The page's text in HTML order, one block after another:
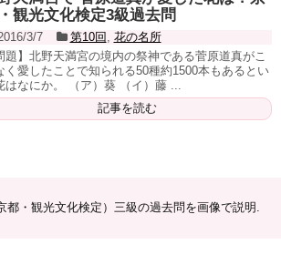
観光文化検定3級過去問
3/7 第10回
花の名所
題】北野天満宮の境内の祭神である菅原道真がこ
く愛したことで知られる50種約1500本もあるとい
はなにか。 （ア）葵 （イ）藤 ...
記事を読む
都・観光文化検定）三級の過去問を画像で説明